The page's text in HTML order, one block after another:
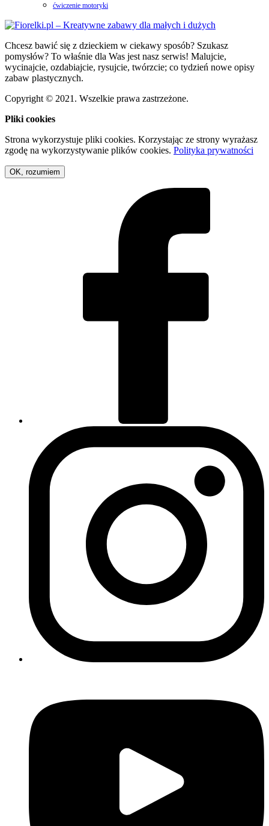
ćwiczenie motoryki
Chcesz bawić się z dzieckiem w ciekawy sposób? Szukasz
pomysłów? To właśnie dla Was jest nasz serwis! Malujcie,
wycinajcie, ozdabiajcie, rysujcie, twórzcie; co tydzień nowe opisy
zabaw plastycznych.
Copyright © 2021. Wszelkie prawa zastrzeżone.
Pliki cookies
Strona wykorzystuje pliki cookies. Korzystając ze strony wyrażasz
zgodę na wykorzystywanie plików cookies. Polityka prywatności
OK, rozumiem